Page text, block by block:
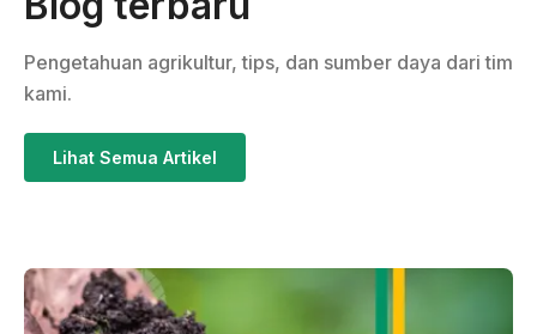
Pengetahuan agrikultur, tips, dan sumber daya dari tim
kami.
Lihat Semua Artikel